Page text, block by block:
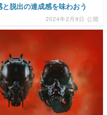
脱出の達成感を味わおう
2024年2月9日 公開